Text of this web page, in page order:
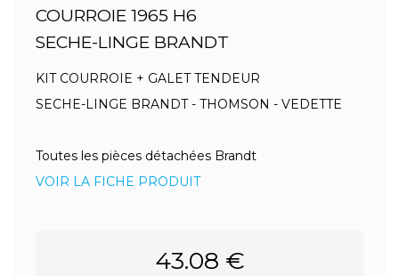
COURROIE 1965 H6
SECHE-LINGE BRANDT
KIT COURROIE + GALET TENDEUR
SECHE-LINGE BRANDT - THOMSON - VEDETTE
Toutes les pièces détachées Brandt
VOIR LA FICHE PRODUIT
43.08 €